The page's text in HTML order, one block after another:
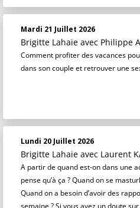
Mardi 21 Juillet 2026
Brigitte Lahaie avec Philippe
Comment profiter des vacances
dans son couple et retrouver une
Lundi 20 Juillet 2026
Brigitte Lahaie avec Laurent
A partir de quand est-on dans une
pense qu’à ça ? Quand on se
Quand on a besoin d’avoir des